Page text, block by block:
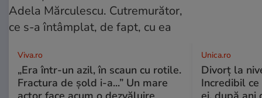
Viva.ro
„Era într-un azil, în scaun cu rotile.
Fractura de șold i-a...” Un mare
Unica.ro
Divorț la
Incredibil